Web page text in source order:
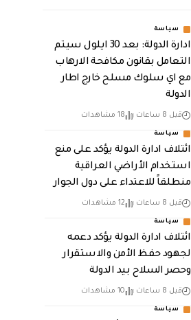
سياسة
ادارة الدولة: بعد 30 ايلول سيتم
التعامل بقانون مكافحة الارهاب
مع اي سلوك مسلح خارج اطار
الدولة
قبل 8 ساعات 18 مشاهدات
سياسة
ائتلاف ادارة الدولة يؤكد على منع
استخدام الأراضي العراقية
منطلقاً للاعتداء على دول الجوار
قبل 8 ساعات 12 مشاهدات
سياسة
ائتلاف ادارة الدولة يؤكد دعمه
لجهود حفظ الأمن والاستقرار
وحصر السلاح بيد الدولة
قبل 8 ساعات 10 مشاهدات
سياسة